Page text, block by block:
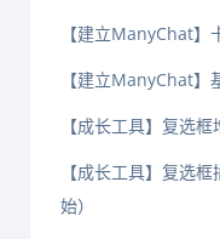
【建立ManyChat】
【建立ManyChat】
【成长工具】复选
【成长工具】复选
始）